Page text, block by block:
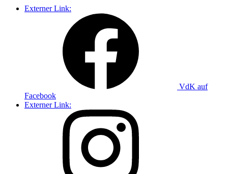
Externer Link:
VdK auf
Facebook
Externer Link: